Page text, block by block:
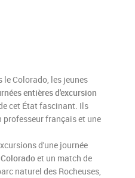
le Colorado, les jeunes
entières d'excursion
cet État fascinant. Ils
professeur français et une
d'une journée
et un match de
naturel des Rocheuses,